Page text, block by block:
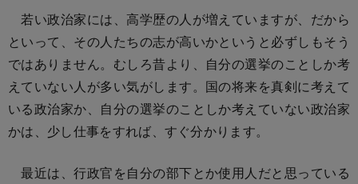
若い政治家には、高学歴の人が増えていますが、だから
といって、その人たちの志が高いかというと必ずしもそう
ではありません。むしろ昔より、自分の選挙のことしか考
えていない人が多い気がします。国の将来を真剣に考えて
いる政治家か、自分の選挙のことしか考えていない政治家
かは、少し仕事をすれば、すぐ分かります。
最近は、行政官を自分の部下とか使用人だと思っている